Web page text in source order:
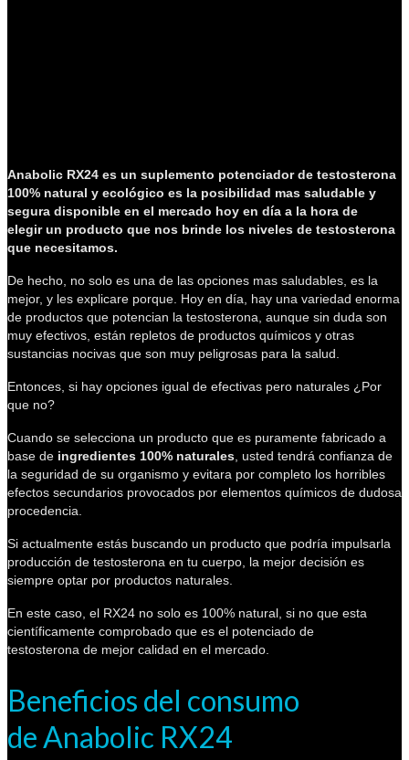
Anabolic RX24 es un suplemento potenciador de testosterona
100% natural y ecológico es la posibilidad mas saludable y
segura disponible en el mercado hoy en día a la hora de
elegir un producto que nos brinde los niveles de testosterona
que necesitamos.
De hecho, no solo es una de las opciones mas saludables, es la
mejor, y les explicare porque. Hoy en día, hay una variedad enorma
de productos que potencian la testosterona, aunque sin duda son
muy efectivos, están repletos de productos químicos y otras
sustancias nocivas que son muy peligrosas para la salud.
Entonces, si hay opciones igual de efectivas pero naturales ¿Por
que no?
Cuando se selecciona un producto que es puramente fabricado a
base de ingredientes 100% naturales , usted tendrá confianza de
la seguridad de su organismo y evitara por completo los horribles
efectos secundarios provocados por elementos químicos de dudosa
procedencia.
Si actualmente estás buscando un producto que podría impulsarla
producción de testosterona en tu cuerpo, la mejor decisión es
siempre optar por productos naturales.
En este caso, el RX24 no solo es 100% natural, si no que esta
científicamente comprobado que es el potenciado de
testosterona de mejor calidad en el mercado.
Beneficios del consumo
de Anabolic RX24